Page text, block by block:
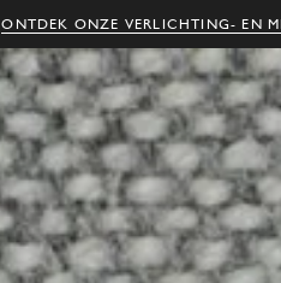
ONTDEK ONZE VERLICHTING- EN